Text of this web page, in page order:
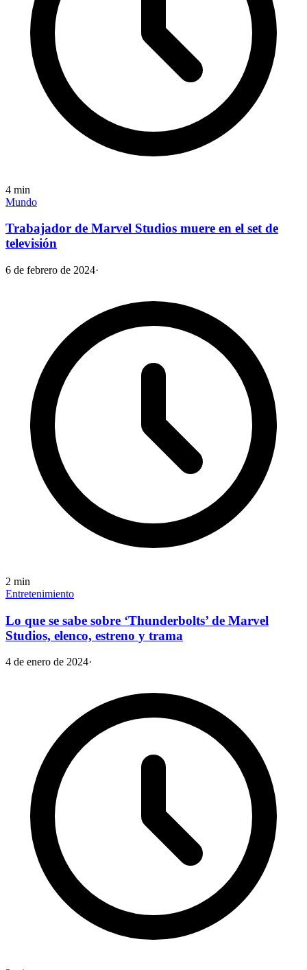
4 min
Mundo
Trabajador de Marvel Studios muere en el set de
televisión
6 de febrero de 2024·
2 min
Entretenimiento
Lo que se sabe sobre ‘Thunderbolts’ de Marvel
Studios, elenco, estreno y trama
4 de enero de 2024·